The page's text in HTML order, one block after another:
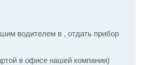
водителем в , отдать прибор
в офисе нашей компании)